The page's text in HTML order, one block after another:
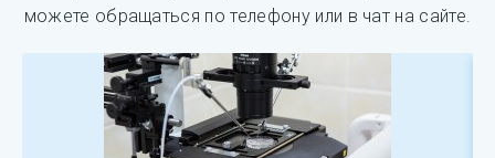
можете обращаться по телефону или в чат на сайте.